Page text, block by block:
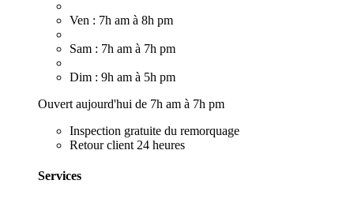
Ven : 7h am à 8h pm
Sam : 7h am à 7h pm
Dim : 9h am à 5h pm
Ouvert aujourd'hui de 7h am à 7h pm
Inspection gratuite du remorquage
Retour client 24 heures
Services